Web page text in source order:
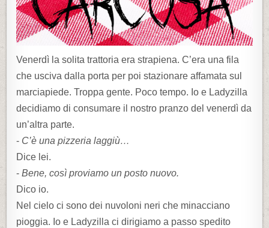
Venerdì la solita trattoria era strapiena. C’era una fila
che usciva dalla porta per poi stazionare affamata sul
marciapiede. Troppa gente. Poco tempo. Io e Ladyzilla
decidiamo di consumare il nostro pranzo del venerdì da
un’altra parte.
- C’è una pizzeria laggiù…
Dice lei.
-Bene, così proviamo un posto nuovo.
Dico io.
Nel cielo ci sono dei nuvoloni neri che minacciano
pioggia. Io e Ladyzilla ci dirigiamo a passo spedito